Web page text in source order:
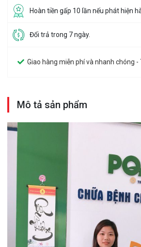
Hoàn tiền gấp 10 lần nếu phát hiện
Đổi trả trong 7 ngày.
Giao hàng miễn phí và nhanh chóng -
Mô tả sản phẩm